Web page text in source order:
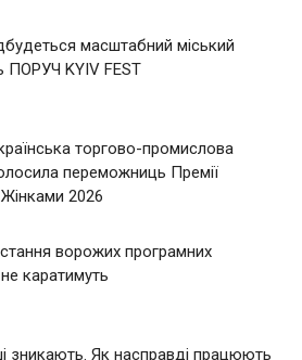
масштабний міський
ПОРУЧ KYIV FEST
торгово-промислова
переможниць Премії
2026
ворожих програмних
каратимуть
зникають. Як насправді працюють